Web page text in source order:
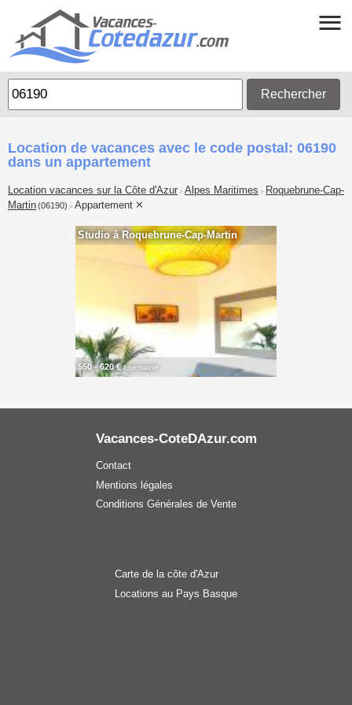
Rechercher
Location de vacances avec le code postal: 06190
dans un appartement
Location vacances sur la Côte d'Azur > Alpes Maritimes > Roquebrune-Cap-
Martin(06190) > Appartement
Studio à Roquebrune-Cap-Martin
550 - 620 €/ semaine
Vacances-CoteDAzur.com
Contact
Mentions légales
Conditions Générales de Vente
Carte de la côte d'Azur
Locations au Pays Basque